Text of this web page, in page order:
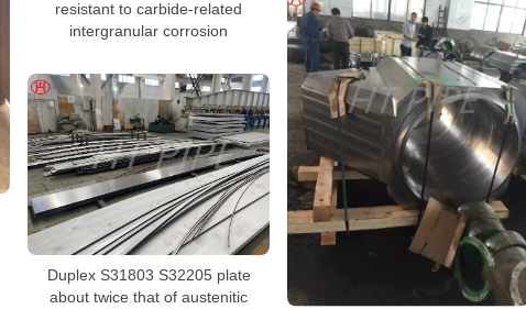
resistant to carbide-related
intergranular corrosion
Duplex S31803 S32205 plate
about twice that of austenitic